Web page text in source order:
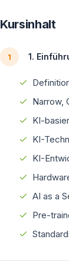
Kursinhalt
1 1.
Narrow,
KI-
KI-
KI-
AI as a
Pre-